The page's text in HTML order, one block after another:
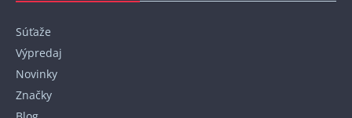
Súťaže
Výpredaj
Novinky
Značky